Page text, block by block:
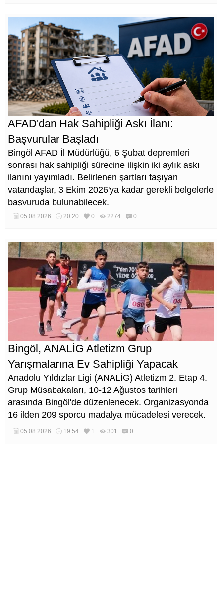
AFAD'dan Hak Sahipliği Askı İlanı:
Başvurular Başladı
Bingöl AFAD İl Müdürlüğü, 6 Şubat depremleri
sonrası hak sahipliği sürecine ilişkin iki aylık askı
ilanını yayımladı. Belirlenen şartları taşıyan
vatandaşlar, 3 Ekim 2026'ya kadar gerekli belgelerle
başvuruda bulunabilecek.
05.08.2026 20:20 0 2274 0
Bingöl, ANALİG Atletizm Grup
Yarışmalarına Ev Sahipliği Yapacak
Anadolu Yıldızlar Ligi (ANALİG) Atletizm 2. Etap 4.
Grup Müsabakaları, 10-12 Ağustos tarihleri
arasında Bingöl'de düzenlenecek. Organizasyonda
16 ilden 209 sporcu madalya mücadelesi verecek.
05.08.2026 19:54 1 301 0